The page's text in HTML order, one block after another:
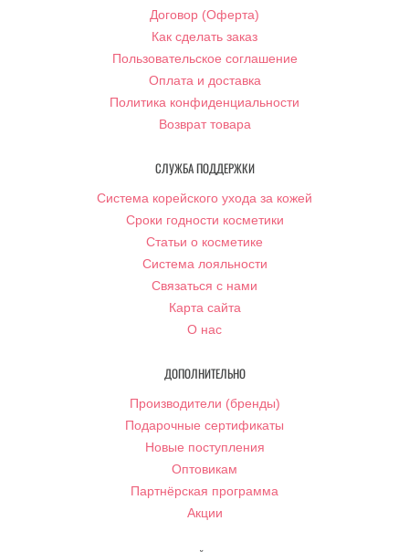
Договор (Оферта)
Как сделать заказ
Пользовательское соглашение
Оплата и доставка
Политика конфиденциальности
Возврат товара
СЛУЖБА ПОДДЕРЖКИ
Система корейского ухода за кожей
Сроки годности косметики
Статьи о косметике
Система лояльности
Связаться с нами
Карта сайта
О нас
ДОПОЛНИТЕЛЬНО
Производители (бренды)
Подарочные сертификаты
Новые поступления
Оптовикам
Партнёрская программа
Акции